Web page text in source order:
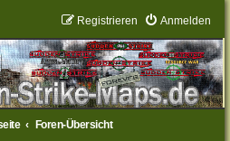
Anmelden
Registrieren
Foren-Übersicht